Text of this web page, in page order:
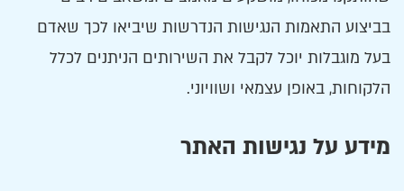
בביצוע התאמות הנגישות הנדרשות שיביאו לכך שאדם
בעל מוגבלות יוכל לקבל את השירותים הניתנים לכלל
הלקוחות, באופן עצמאי ושוויוני.
מידע על נגישות האתר